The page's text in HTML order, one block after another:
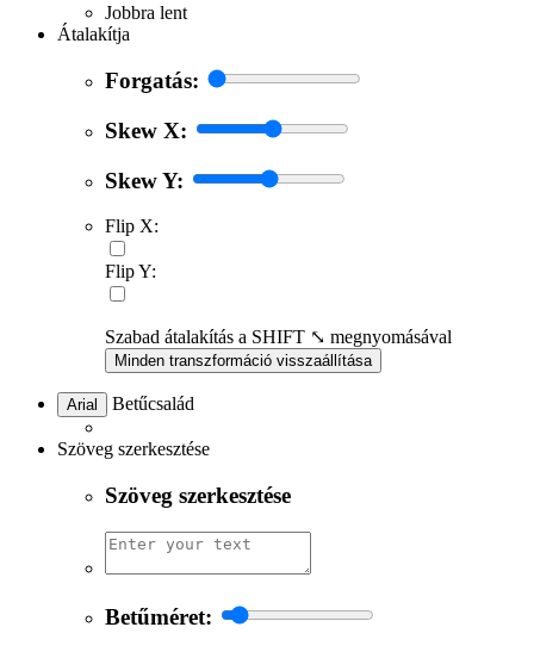
Jobbra lent
Átalakítja
Forgatás:
Skew X:
Skew Y:
Flip X:
Flip Y:
Szabad átalakítás a SHIFT ⤡ megnyomásával
Minden transzformáció visszaállítása
Arial Betűcsalád
Szöveg szerkesztése
Szöveg szerkesztése
Betűméret: